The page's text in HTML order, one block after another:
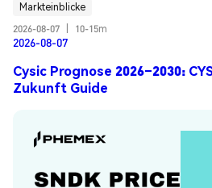
Markteinblicke
2026-08-07
10-15m
2026-08-07
Cysic Prognose 2026–2030:
Zukunft Guide